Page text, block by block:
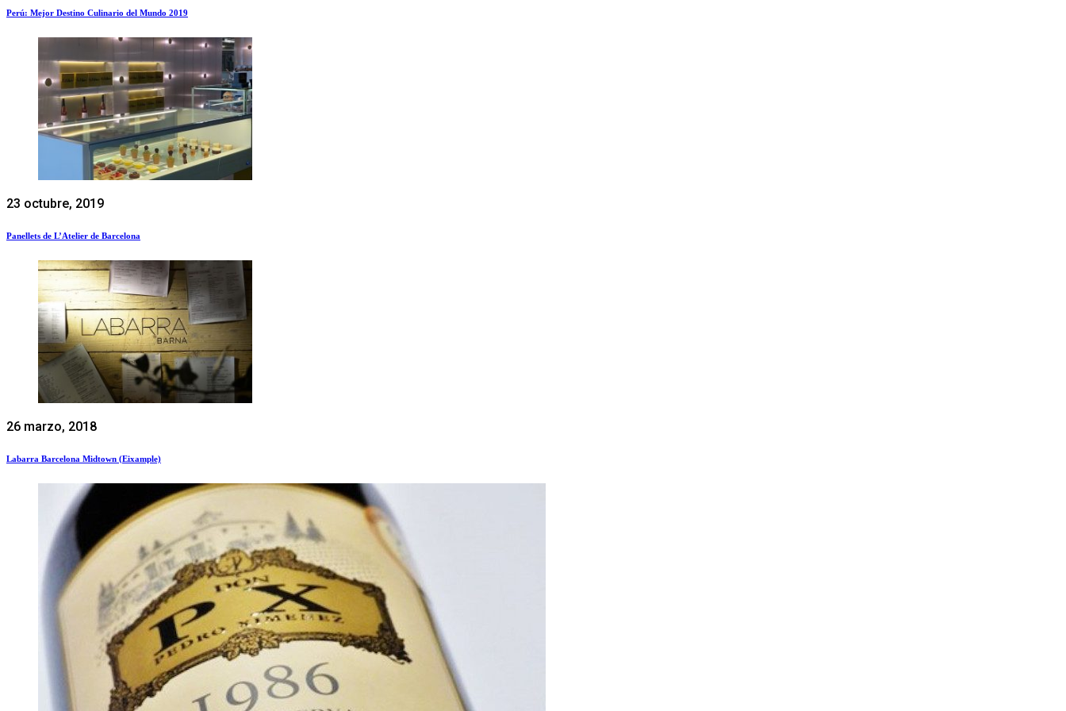
Perú: Mejor Destino Culinario del Mundo 2019
23 octubre, 2019
Panellets de L’Atelier de Barcelona
26 marzo, 2018
Labarra Barcelona Midtown (Eixample)